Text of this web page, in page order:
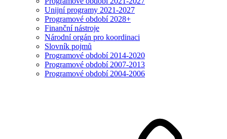
Unijní programy 2021-2027
Programové období 2028+
Finanční nástroje
Národní orgán pro koordinaci
Slovník pojmů
Programové období 2014-2020
Programové období 2007-2013
Programové období 2004-2006